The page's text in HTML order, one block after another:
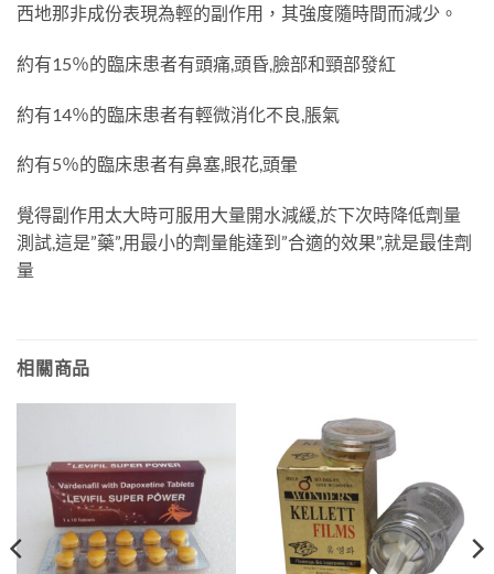
西地那非成份表現為輕的副作用，其強度隨時間而減少。
約有15％的臨床患者有頭痛,頭昏,臉部和頸部發紅
約有14％的臨床患者有輕微消化不良,脹氣
約有5％的臨床患者有鼻塞,眼花,頭暈
覺得副作用太大時可服用大量開水減緩,於下次時降低劑量
測試,這是”藥”,用最小的劑量能達到”合適的效果”,就是最佳劑
量
相關商品